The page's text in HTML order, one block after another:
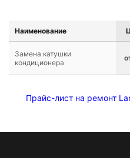
Наименование
Замена катушки
кондиционера
Прайс-лист на ремонт